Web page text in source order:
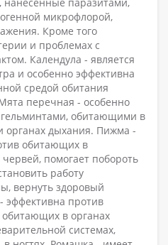
микрофлорой,
Кроме того
и проблемах с
Календула - является
и особенно эффективна
средой обитания
перечная - особенно
обитающими в
органах дыхания. Пижма -
обитающих в
помогает побороть
работу
вернуть здоровый
эффективна против
в органах
системах,